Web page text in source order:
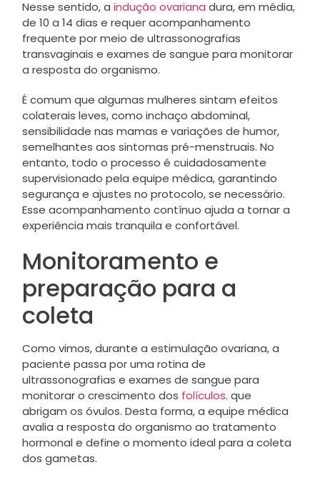
Nesse sentido, a indução ovariana dura, em média,
de 10 a 14 dias e requer acompanhamento
frequente por meio de ultrassonografias
transvaginais e exames de sangue para monitorar
a resposta do organismo.
É comum que algumas mulheres sintam efeitos
colaterais leves, como inchaço abdominal,
sensibilidade nas mamas e variações de humor,
semelhantes aos sintomas pré-menstruais. No
entanto, todo o processo é cuidadosamente
supervisionado pela equipe médica, garantindo
segurança e ajustes no protocolo, se necessário.
Esse acompanhamento contínuo ajuda a tornar a
experiência mais tranquila e confortável.
Monitoramento e
preparação para a
coleta
Como vimos, durante a estimulação ovariana, a
paciente passa por uma rotina de
ultrassonografias e exames de sangue para
monitorar o crescimento dos folículos. que
abrigam os óvulos. Desta forma, a equipe médica
avalia a resposta do organismo ao tratamento
hormonal e define o momento ideal para a coleta
dos gametas.